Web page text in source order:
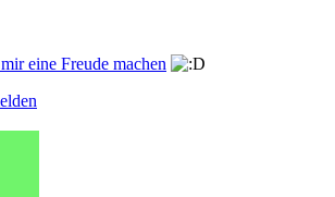
eine Freude machen